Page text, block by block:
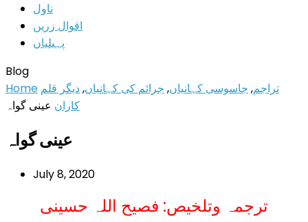
ناول
اقوال زریں
پہیلیاں
Blog
Home
تراجم, جاسوسی کہانیاں, جرائم کی کہانیاں,دیگر قلم
کاران عینی گواہ
عینی گواہ
July 8, 2020
ترجمہ وتلخیص: فصیح اللہ حسینی